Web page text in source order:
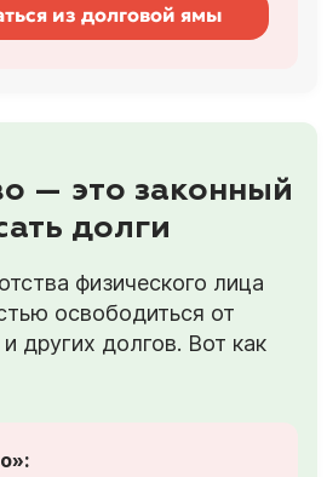
из долговой ямы
— это законный
долги
физического лица
освободиться от
других долгов. Вот как